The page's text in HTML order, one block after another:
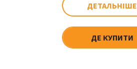
ДЕТАЛЬНІШЕ
ДЕ КУПИТИ